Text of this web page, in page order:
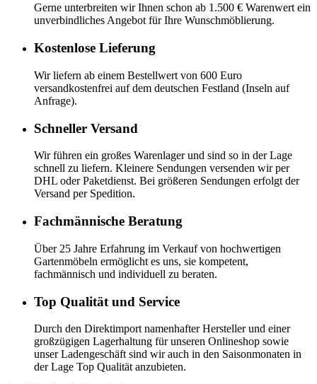
Gerne unterbreiten wir Ihnen schon ab 1.500 € Warenwert ein
unverbindliches Angebot für Ihre Wunschmöblierung.
Kostenlose Lieferung
Wir liefern ab einem Bestellwert von 600 Euro
versandkostenfrei auf dem deutschen Festland (Inseln auf
Anfrage).
Schneller Versand
Wir führen ein großes Warenlager und sind so in der Lage
schnell zu liefern. Kleinere Sendungen versenden wir per
DHL oder Paketdienst. Bei größeren Sendungen erfolgt der
Versand per Spedition.
Fachmännische Beratung
Über 25 Jahre Erfahrung im Verkauf von hochwertigen
Gartenmöbeln ermöglicht es uns, sie kompetent,
fachmännisch und individuell zu beraten.
Top Qualität und Service
Durch den Direktimport namenhafter Hersteller und einer
großzügigen Lagerhaltung für unseren Onlineshop sowie
unser Ladengeschäft sind wir auch in den Saisonmonaten in
der Lage Top Qualität anzubieten.